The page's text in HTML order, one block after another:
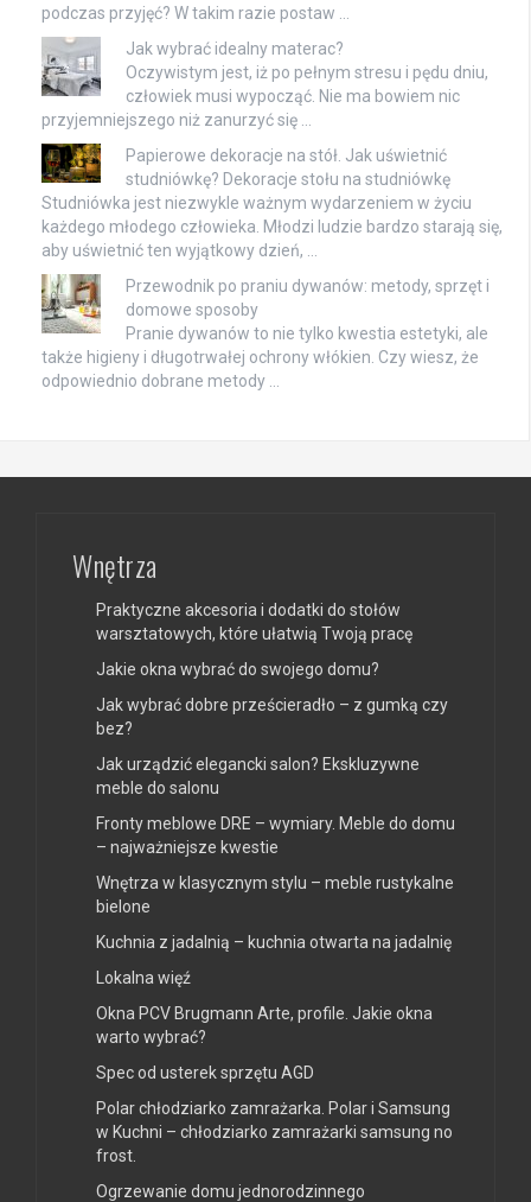
podczas przyjęć? W takim razie postaw …
Jak wybrać idealny materac?
Oczywistym jest, iż po pełnym stresu i pędu dniu,
człowiek musi wypocząć. Nie ma bowiem nic
przyjemniejszego niż zanurzyć się …
Papierowe dekoracje na stół. Jak uświetnić
studniówkę? Dekoracje stołu na studniówkę
Studniówka jest niezwykle ważnym wydarzeniem w życiu
każdego młodego człowieka. Młodzi ludzie bardzo starają się,
aby uświetnić ten wyjątkowy dzień, …
Przewodnik po praniu dywanów: metody, sprzęt i
domowe sposoby
Pranie dywanów to nie tylko kwestia estetyki, ale
także higieny i długotrwałej ochrony włókien. Czy wiesz, że
odpowiednio dobrane metody …
Wnętrza
Praktyczne akcesoria i dodatki do stołów
warsztatowych, które ułatwią Twoją pracę
Jakie okna wybrać do swojego domu?
Jak wybrać dobre prześcieradło – z gumką czy
bez?
Jak urządzić elegancki salon? Ekskluzywne
meble do salonu
Fronty meblowe DRE – wymiary. Meble do domu
– najważniejsze kwestie
Wnętrza w klasycznym stylu – meble rustykalne
bielone
Kuchnia z jadalnią – kuchnia otwarta na jadalnię
Lokalna więź
Okna PCV Brugmann Arte, profile. Jakie okna
warto wybrać?
Spec od usterek sprzętu AGD
Polar chłodziarko zamrażarka. Polar i Samsung
w Kuchni – chłodziarko zamrażarki samsung no
frost.
Ogrzewanie domu jednorodzinnego